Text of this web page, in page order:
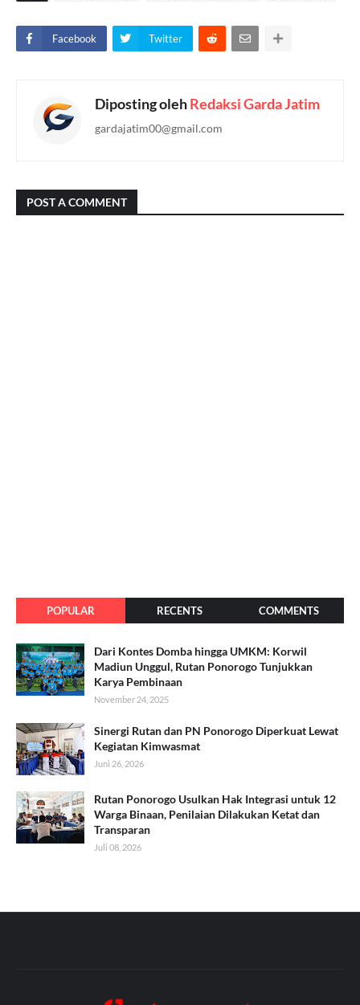
Facebook Twitter
Diposting olehRedaksi Garda Jatim
gardajatim00@gmail.com
POST A COMMENT
POPULAR RECENTS COMMENTS
Dari Kontes Domba hingga UMKM: Korwil
Madiun Unggul, Rutan Ponorogo Tunjukkan
Karya Pembinaan
November 24, 2025
Sinergi Rutan dan PN Ponorogo Diperkuat Lewat
Kegiatan Kimwasmat
Juni 26, 2026
Rutan Ponorogo Usulkan Hak Integrasi untuk 12
Warga Binaan, Penilaian Dilakukan Ketat dan
Transparan
Juli 08, 2026